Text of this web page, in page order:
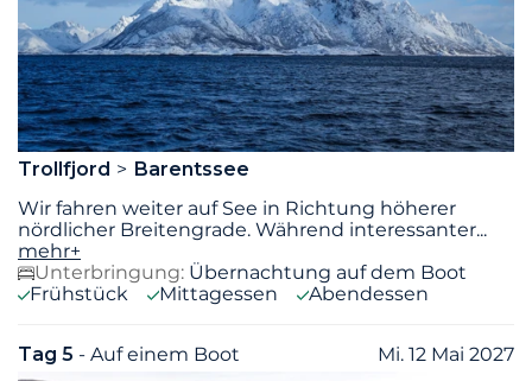
Trollfjord
Barentssee
Wir fahren weiter auf See in Richtung höherer
nördlicher Breitengrade. Während interessanter...
mehr+
Unterbringung: Übernachtung auf dem Boot
Frühstück
Mittagessen Abendessen
Tag 5 - Auf einem Boot Mi. 12 Mai 2027